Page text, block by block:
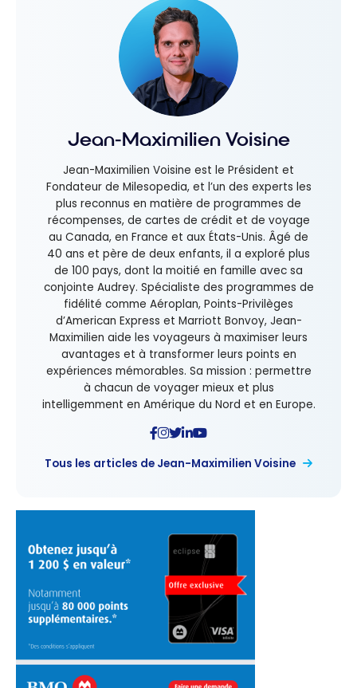
Jean-Maximilien Voisine
Jean-Maximilien Voisine est le Président et
Fondateur de Milesopedia, et l’un des experts les
plus reconnus en matière de programmes de
récompenses, de cartes de crédit et de voyage
au Canada, en France et aux États-Unis. Âgé de
40 ans et père de deux enfants, il a exploré plus
de 100 pays, dont la moitié en famille avec sa
conjointe Audrey. Spécialiste des programmes de
fidélité comme Aéroplan, Points-Privilèges
d’American Express et Marriott Bonvoy, Jean-
Maximilien aide les voyageurs à maximiser leurs
avantages et à transformer leurs points en
expériences mémorables. Sa mission : permettre
à chacun de voyager mieux et plus
intelligemment en Amérique du Nord et en Europe.
Tous les articles de Jean-Maximilien Voisine